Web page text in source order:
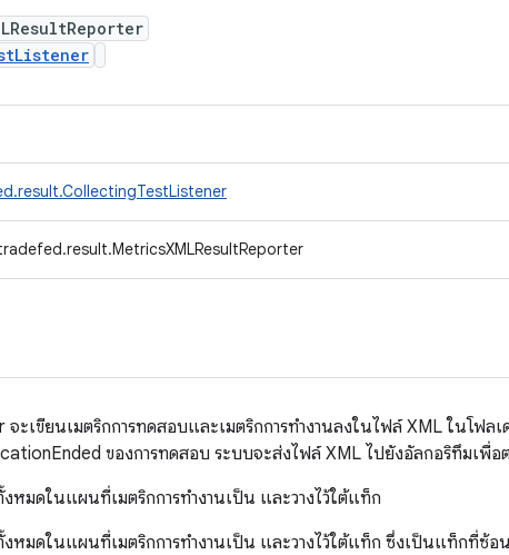
เขียนเมตริกการทดสอบและเมตริกการทำงานลงในไฟล์ XML ในโฟลเ
ของการทดสอบ ระบบจะส่งไฟล์ XML ไปยังอัลกอริทึมเพื่อ
หมดในแผนที่เมตริกการทำงานเป็น และวางไว้ใต้แท็ก
หมดในแผนที่เมตริกการทำงานเป็น และวางไว้ใต้แท็ก ซึ่งเป็นแท็กที่ซ้อ